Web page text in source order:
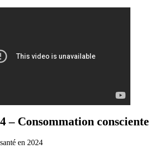
– Consommation consciente